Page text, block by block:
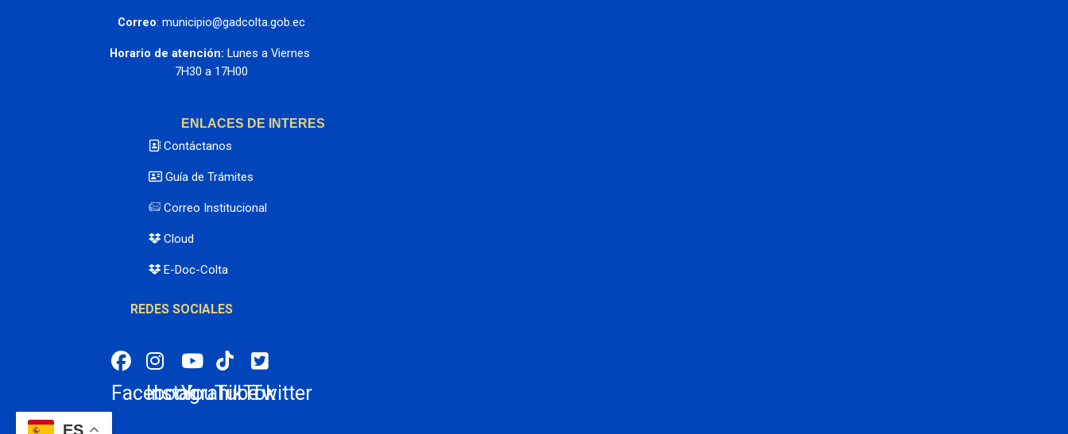
Correo: municipio@gadcolta.gob.ec
Horario de atención: Lunes a Viernes
7H30 a 17H00
ENLACES DE INTERES
Contáctanos
Guía de Trámites
Correo Institucional
Cloud
E-Doc-Colta
REDES SOCIALES
Facebook
Instagran
YouTube
TikTokTwitter
ES